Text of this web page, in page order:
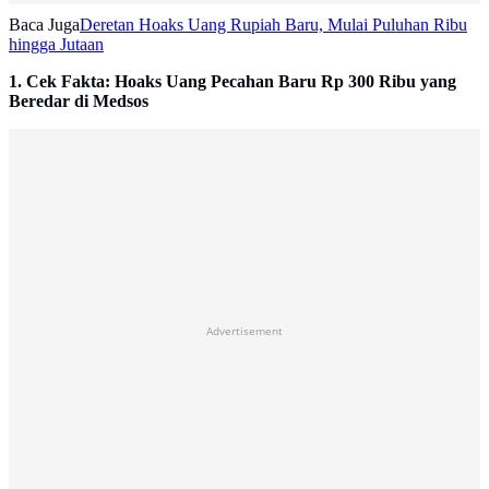
Baca JugaDeretan Hoaks Uang Rupiah Baru, Mulai Puluhan Ribu
hingga Jutaan
1. Cek Fakta: Hoaks Uang Pecahan Baru Rp 300 Ribu yang
Beredar di Medsos
Advertisement